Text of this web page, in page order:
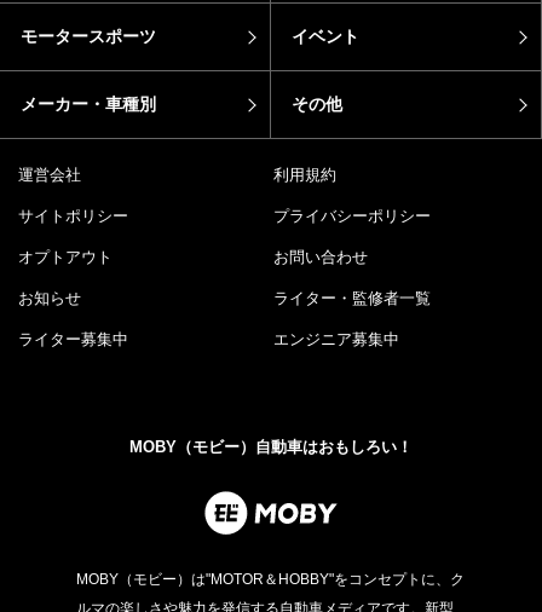
モータースポーツ イベント
メーカー・車種別 その他
運営会社 利用規約
サイトポリシー プライバシーポリシー
オプトアウト お問い合わせ
お知らせ ライター・監修者一覧
ライター募集中 エンジニア募集中
MOBY（モビー）自動車はおもしろい！
MOBY（モビー）は"MOTOR＆HOBBY"をコンセプトに、ク
ルマの楽しさや魅力を発信する自動車メディアです。新型